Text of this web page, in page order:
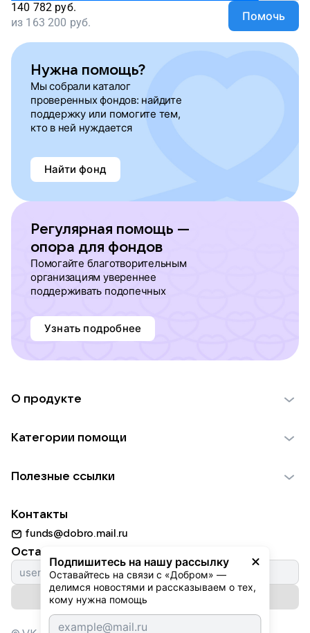
140 782 руб.
из 163 200 руб. Помочь
Нужна помощь?
Мы собрали каталог
проверенных фондов: найдите
поддержку или помогите тем,
кто в ней нуждается
Найти фонд
Регулярная помощь —
опора для фондов
Помогайте благотворительным
организациям увереннее
поддерживать подопечных
Узнать подробнее
Подпишитесь на нашу рассылку
Оставайтесь на связи с «Добром» —
делимся новостями и рассказываем о тех,
кому нужна помощь
О продукте
Использование материалов
Для НКО
Партнерам
Категории помощи
Пожилым
Животным
Природе
Культуре
Фондам
Полезные ссылки
Добрый день
Истории
Автоплатежи
Контакты
funds@dobro.mail.ru
Оставайтесь с нами
Подписаться на рассылку